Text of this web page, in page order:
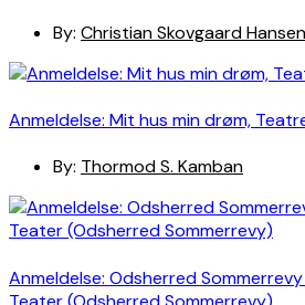
By: Christian Skovgaard Hansen
Anmeldelse: Mit hus min drøm,
By: Thormod S. Kamban
Anmeldelse: Odsherred